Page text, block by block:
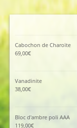
Cabochon de Charoïte
69,00€
Vanadinite
38,00€
Bloc d'ambre poli AAA
119,00€